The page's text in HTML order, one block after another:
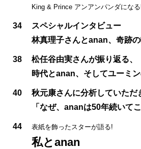
King & Prince アンアンパンダにな
34
スペシャルインタビュー
林真理子さんとanan、奇跡の
38
松任谷由実さんが振り返る、
時代とanan、そしてユーミン
40
秋元康さんに分析していただ
「なぜ、ananは50年続いて
44 表紙を飾ったスターが語る!
私とanan